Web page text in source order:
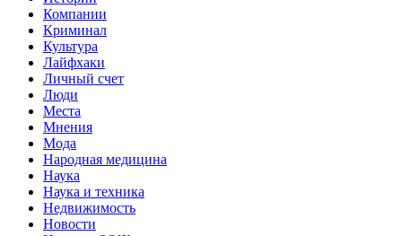
Компании
Криминал
Культура
Лайфхаки
Личный счет
Люди
Места
Мнения
Мода
Народная медицина
Наука
Наука и техника
Недвижимость
Новости